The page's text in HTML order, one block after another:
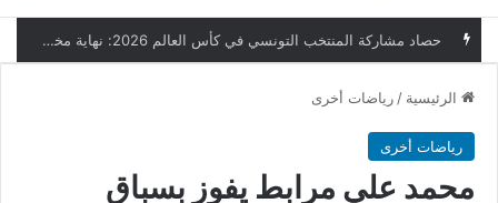
الرئيسية / رياضات أخرى
رياضات أخرى
محمد علي مرابط يفوز بسباق